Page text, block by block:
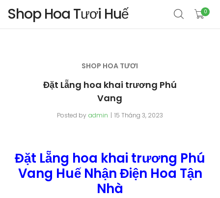
Shop Hoa Tươi Huế 0
SHOP HOA TƯƠI
Đặt Lẵng hoa khai trương Phú
Vang
Posted by admin 15 Tháng 3, 2023
Đặt Lẵng hoa khai trương Phú
Vang Huế Nhận Điện Hoa Tận
Nhà